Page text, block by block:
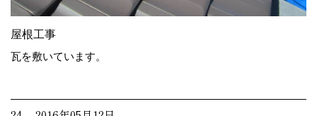
屋根工事
瓦を敷いています。